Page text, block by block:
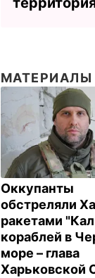
МАТЕРИАЛЫ
Оккупанты
обстреляли
ракетами
кораблей в
море – глава
Харьковской